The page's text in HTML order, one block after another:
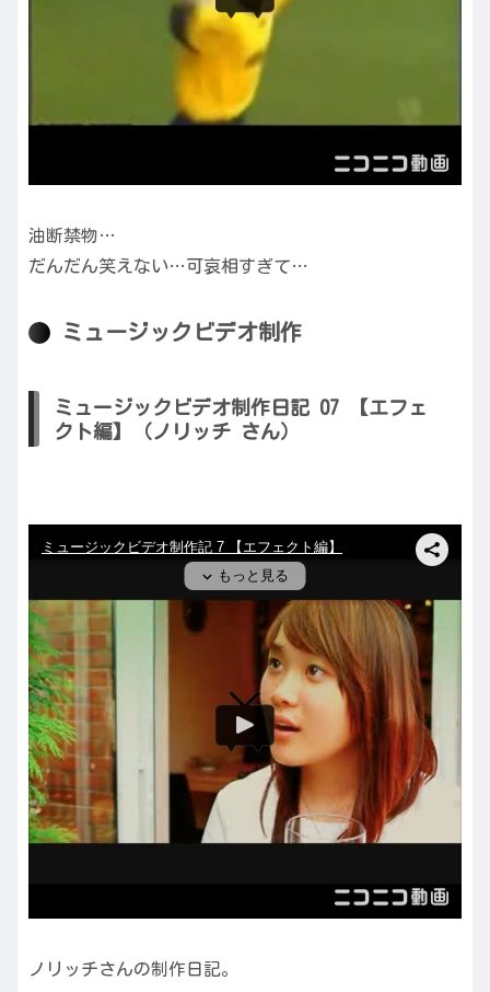
油断禁物…
だんだん笑えない…可哀相すぎて…
ミュージックビデオ制作
ミュージックビデオ制作日記 07 【エフェ
クト編】（ノリッチ さん）
ノリッチさんの制作日記。